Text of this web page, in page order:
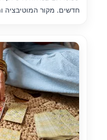
חדשים. מקור המוטיבציה